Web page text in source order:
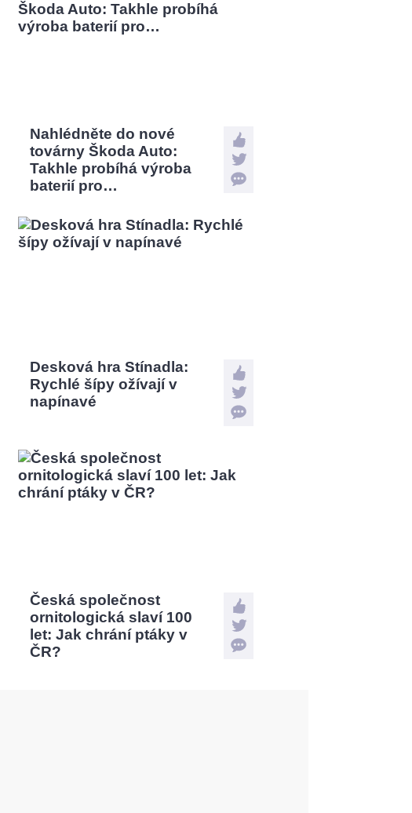
Nahlédněte do nové
továrny Škoda Auto:
Takhle probíhá výroba
baterií pro…
Desková hra Stínadla:
Rychlé šípy ožívají v
napínavé
Česká společnost
ornitologická slaví 100
let: Jak chrání ptáky v
ČR?